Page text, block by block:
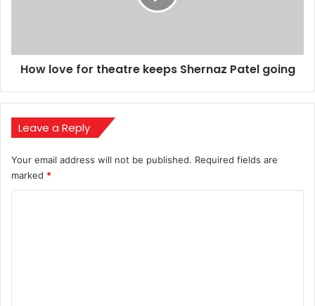
How love for theatre keeps Shernaz Patel going
Leave a Reply
Your email address will not be published. Required fields are
marked *